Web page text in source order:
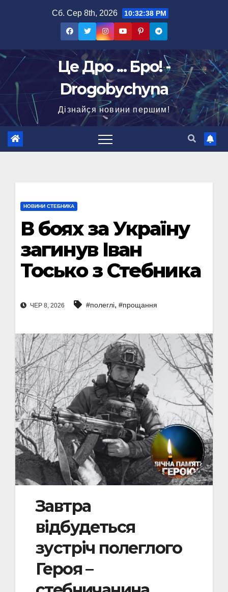
Сб. Сер 8th, 2026 10:32:39 PM
Це Дро ... Бро! -
Drogobychyna
Дізнайся новини першим!
НОВИНИ СТЕБНИКА
В боях за Україну
загинув Іван
Тосько з Стебника
ЧЕР 8, 2026 #полеглі, #прощання
Завтра
відбудеться
зустріч полеглого
Героя –